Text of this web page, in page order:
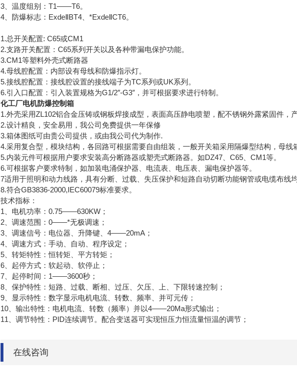
3、温度组别：T1——T6。
4、防爆标志：ExdeⅡBT4、*ExdeⅡCT6。
1.总开关配置: C65或CM1
2.支路开关配置：C65系列开关以及各种带漏电保护功能。
3.CM1等塑料外壳式断路器
4.母线腔配置：内部设有母线和防爆指示灯。
5.接线腔配置：接线腔设置的接线端子为TC系列或UK系列。
6.引入口配置：引入装置规格为G1/2″-G3″，并可根据要求进行特制。
化工厂电机防爆控制箱
1.外壳采用ZL102铝合金压铸或钢板焊接成型，表面高压静电喷塑，配不锈钢外露紧固件，
2.设计精良，安全易用，我公司免费提供一年保修
3.箱体图纸可由贵公司提供，或由我公司代为制作.
4.采用复合型，模块结构，各回路可根据需要自由组装，一般开关箱采用隔爆型结构，母线
5.内装元件可根据用户要求安装高分断路器或塑壳式断路器。如DZ47、C65、CM1等。
6.可根据客户要求特制，如加装电涌保护器、电流表、电压表、漏电保护器等。
7适用于照明和动力线路，具有分断、过载、失压保护和短路自动切断功能钢管或电缆布线
8.符合GB3836-2000,IEC60079标准要求。
技术指标：
1、电机功率：0.75——630KW；
2、调速范围：0——*无极调速；
3、调速信号：电位器、升降键、4——20mA；
4、调速方式：手动、自动、程序设定；
5、转矩特性：恒转矩、平方转矩；
6、起停方式：软起动、软停止；
7、起停时间：1——3600秒；
8、保护特性：短路、过载、断相、过压、欠压、上、下限转速控制；
9、显示特性：数字显示电机电流、转数、频率、并可元传；
10、输出特性：电机电流、转数（频率）并以4——20Ma形式输出；
11、调节特性：PID连续调节。配合变送器可实现恒压力恒流量恒温的调节；
在线咨询